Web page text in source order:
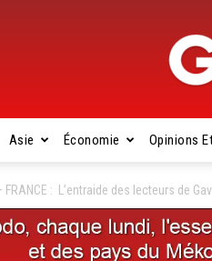
Asie Économie Opinions
FRANCE : L’entraide des lecteurs de